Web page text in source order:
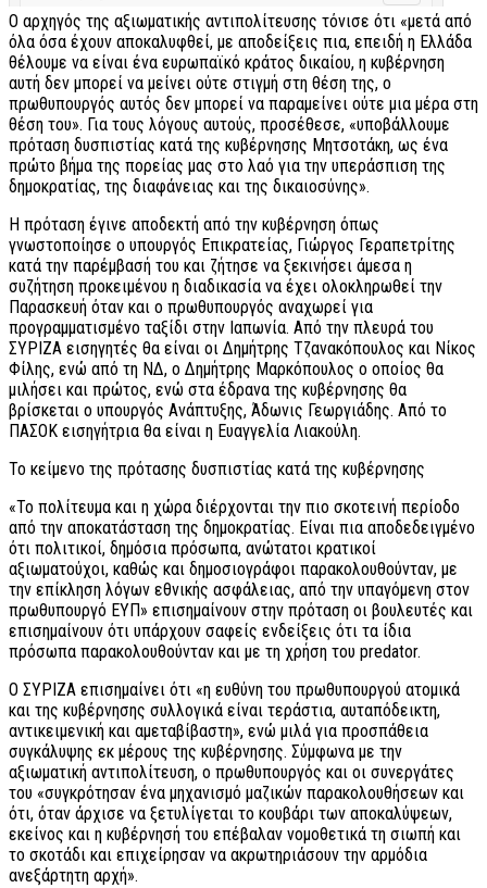
Ο αρχηγός της αξιωματικής αντιπολίτευσης τόνισε ότι «μετά από
όλα όσα έχουν αποκαλυφθεί, με αποδείξεις πια, επειδή η Ελλάδα
θέλουμε να είναι ένα ευρωπαϊκό κράτος δικαίου, η κυβέρνηση
αυτή δεν μπορεί να μείνει ούτε στιγμή στη θέση της, ο
πρωθυπουργός αυτός δεν μπορεί να παραμείνει ούτε μια μέρα στη
θέση του». Για τους λόγους αυτούς, προσέθεσε, «υποβάλλουμε
πρόταση δυσπιστίας κατά της κυβέρνησης Μητσοτάκη, ως ένα
πρώτο βήμα της πορείας μας στο λαό για την υπεράσπιση της
δημοκρατίας, της διαφάνειας και της δικαιοσύνης».
Η πρόταση έγινε αποδεκτή από την κυβέρνηση όπως
γνωστοποίησε ο υπουργός Επικρατείας, Γιώργος Γεραπετρίτης
κατά την παρέμβασή του και ζήτησε να ξεκινήσει άμεσα η
συζήτηση προκειμένου η διαδικασία να έχει ολοκληρωθεί την
Παρασκευή όταν και ο πρωθυπουργός αναχωρεί για
προγραμματισμένο ταξίδι στην Ιαπωνία. Από την πλευρά του
ΣΥΡΙΖΑ εισηγητές θα είναι οι Δημήτρης Τζανακόπουλος και Νίκος
Φίλης, ενώ από τη ΝΔ, ο Δημήτρης Μαρκόπουλος ο οποίος θα
μιλήσει και πρώτος, ενώ στα έδρανα της κυβέρνησης θα
βρίσκεται ο υπουργός Ανάπτυξης, Άδωνις Γεωργιάδης. Από το
ΠΑΣΟΚ εισηγήτρια θα είναι η Ευαγγελία Λιακούλη.
Το κείμενο της πρότασης δυσπιστίας κατά της κυβέρνησης
«Το πολίτευμα και η χώρα διέρχονται την πιο σκοτεινή περίοδο
από την αποκατάσταση της δημοκρατίας. Είναι πια αποδεδειγμένο
ότι πολιτικοί, δημόσια πρόσωπα, ανώτατοι κρατικοί
αξιωματούχοι, καθώς και δημοσιογράφοι παρακολουθούνταν, με
την επίκληση λόγων εθνικής ασφάλειας, από την υπαγόμενη στον
πρωθυπουργό ΕΥΠ» επισημαίνουν στην πρόταση οι βουλευτές και
επισημαίνουν ότι υπάρχουν σαφείς ενδείξεις ότι τα ίδια
πρόσωπα παρακολουθούνταν και με τη χρήση του predator.
Ο ΣΥΡΙΖΑ επισημαίνει ότι «η ευθύνη του πρωθυπουργού ατομικά
και της κυβέρνησης συλλογικά είναι τεράστια, αυταπόδεικτη,
αντικειμενική και αμεταβίβαστη», ενώ μιλά για προσπάθεια
συγκάλυψης εκ μέρους της κυβέρνησης. Σύμφωνα με την
αξιωματική αντιπολίτευση, ο πρωθυπουργός και οι συνεργάτες
του «συγκρότησαν ένα μηχανισμό μαζικών παρακολουθήσεων και
ότι, όταν άρχισε να ξετυλίγεται το κουβάρι των αποκαλύψεων,
εκείνος και η κυβέρνησή του επέβαλαν νομοθετικά τη σιωπή και
το σκοτάδι και επιχείρησαν να ακρωτηριάσουν την αρμόδια
ανεξάρτητη αρχή».